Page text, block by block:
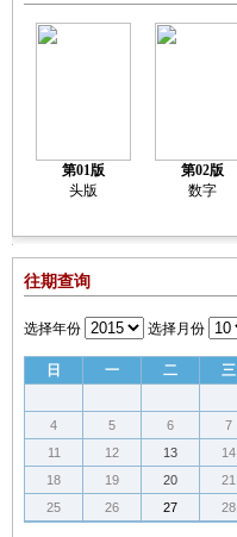
第01版
头版
第02版
数字
往期查询
选择年份 选择月份
日 一 二 三
4
5 6 7
11
12 13 14
18
19 20 21
25
26 27 28